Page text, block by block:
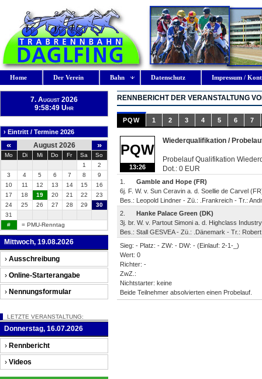
Home Der Verein Bahn Datenschutz Impressum /
7. August 2026
9:58:50 Uhr
› Eintritt / Termine 2026
« August 2026 »
Mo Di Mi Do Fr Sa
So
1
2
3
4 5 6 7 8
9
10
11 12 13 14 15
16
17
18 19 20 21 22
23
24
25 26 27 28 29
30
31
#
= PMU-Renntag
Mittwoch, 19.08.2026
› Ausschreibung
› Online-Starterangabe
› Nennungsformular
LETZTE VERANSTALTUNG:
Donnerstag, 16.07.2026
› Rennbericht
› Videos
RENNBERICHT DER VERANSTALTUNG
PQW 1 2 3 4 5 6 7
PQW
13:26
Wiederqualifikation /
Probelauf Qualifikation
Dot.: 0 EUR
1.
Gamble and Hope (FR)
6j. F. W. v. Sun Ceravin a. d. Soellie de Carvel
Bes.: Leopold Lindner - Zü.: .Frankreich - Tr.:
2.
Hanke Palace Green (DK)
3j. br. W. v. Partout Simoni a. d. Highclass Industry
Bes.: Stall GESVEA - Zü.: .Dänemark - Tr.:
Sieg: - Platz: - ZW: - DW: - (Einlauf: 2-1-_)
Wert: 0
Richter: -
ZwZ.:
Nichtstarter: keine
Beide Teilnehmer absolvierten einen Probelauf.